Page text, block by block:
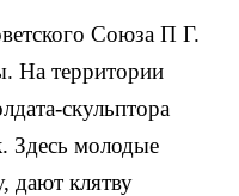
Союза П Г.
На территории
скульптора
Здесь молодые
дают клятву